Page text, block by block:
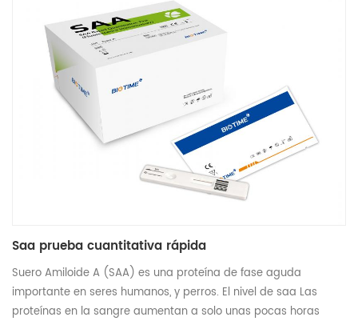
Saa prueba cuantitativa rápida
Suero Amiloide A (SAA) es una proteína de fase aguda
importante en seres humanos, y perros. El nivel de saa Las
proteínas en la sangre aumentan a solo unas pocas horas